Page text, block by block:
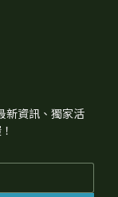
新資訊、獨家活